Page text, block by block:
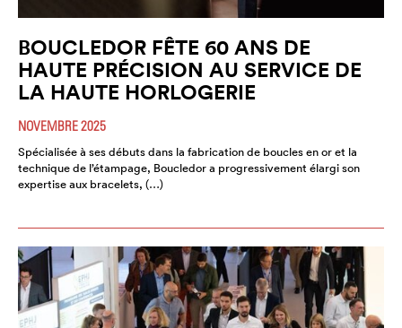
BOUCLEDOR FÊTE 60 ANS DE
HAUTE PRÉCISION AU SERVICE DE
LA HAUTE HORLOGERIE
NOVEMBRE 2025
Spécialisée à ses débuts dans la fabrication de boucles en or et la
technique de l’étampage, Boucledor a progressivement élargi son
expertise aux bracelets, (…)